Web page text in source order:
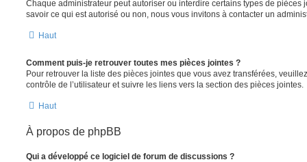
Chaque administrateur peut autoriser ou interdire certains types de pièces
savoir ce qui est autorisé ou non, nous vous invitons à contacter un
Haut
Comment puis-je retrouver toutes mes pièces jointes ?
Pour retrouver la liste des pièces jointes que vous avez transférées,
contrôle de l’utilisateur et suivre les liens vers la section des pièces jointes.
Haut
À propos de phpBB
Qui a développé ce logiciel de forum de discussions ?